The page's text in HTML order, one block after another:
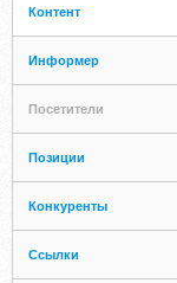
Контент
Информер
Посетители
Позиции
Конкуренты
Ссылки